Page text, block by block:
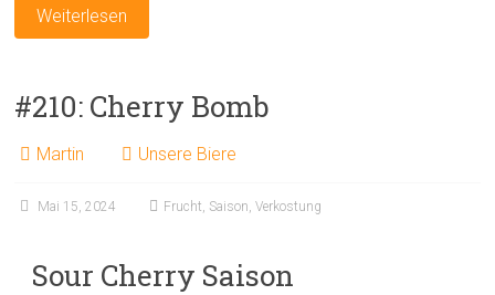
Weiterlesen
#210: Cherry Bomb
Martin Unsere Biere
Mai 15, 2024 Frucht, Saison,Verkostung
Sour Cherry Saison